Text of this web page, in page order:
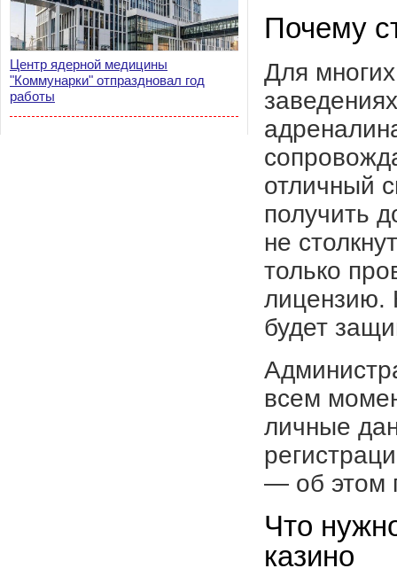
Центр ядерной медицины
"Коммунарки" отпраздновал год
работы
Почему
Для
отличный
получить
не
только
лицензию.
будет
всем
личные
— об этом
Что
казино